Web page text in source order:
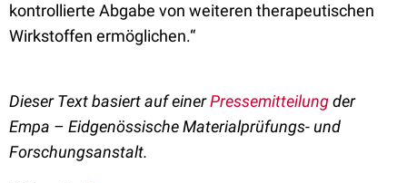
kontrollierte Abgabe von weiteren therapeutischen
Wirkstoffen ermöglichen.“
Dieser Text basiert auf einerPressemitteilungder
Empa – Eidgenössische Materialprüfungs- und
Forschungsanstalt.